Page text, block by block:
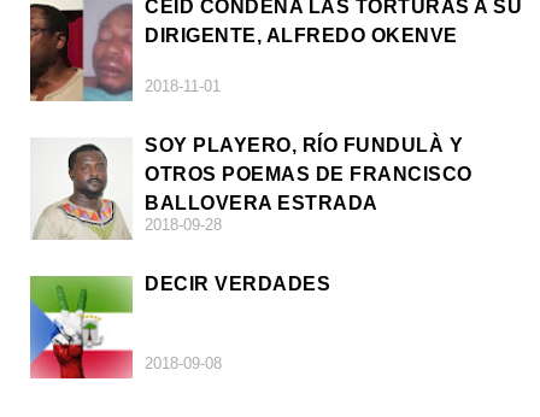
CEID CONDENA LAS TORTURAS A SU
DIRIGENTE, ALFREDO OKENVE
2018-11-01
SOY PLAYERO, RÍO FUNDULÀ Y
OTROS POEMAS DE FRANCISCO
BALLOVERA ESTRADA
2018-09-28
DECIR VERDADES
2018-09-08